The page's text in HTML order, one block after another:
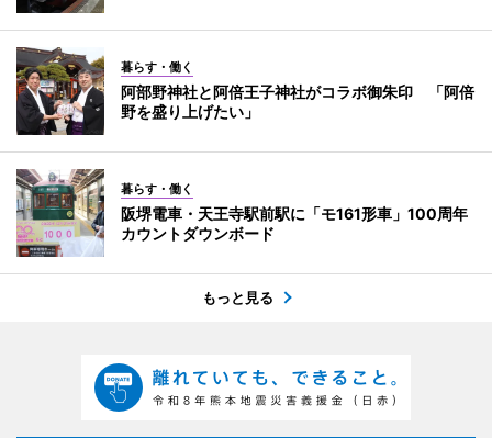
暮らす・働く
阿部野神社と阿倍王子神社がコラボ御朱印 「阿倍
野を盛り上げたい」
暮らす・働く
阪堺電車・天王寺駅前駅に「モ161形車」100周年
カウントダウンボード
もっと見る